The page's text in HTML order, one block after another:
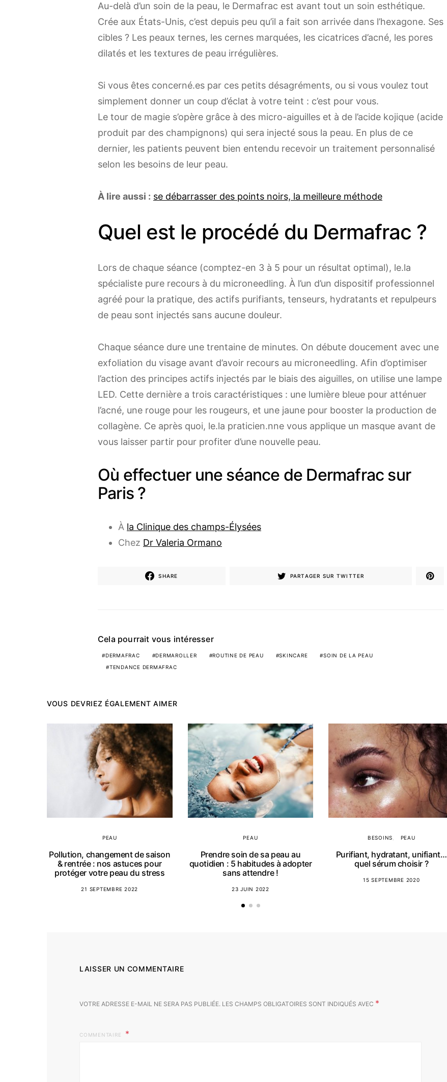
Au-delà d’un soin de la peau, le Dermafrac est avant tout un soin esthétique.
Crée aux États-Unis, c’est depuis peu qu’il a fait son arrivée dans l’hexagone. Ses
cibles ? Les peaux ternes, les cernes marquées, les cicatrices d’acné, les pores
dilatés et les textures de peau irrégulières.
Si vous êtes concerné.es par ces petits désagréments, ou si vous voulez tout
simplement donner un coup d’éclat à votre teint : c’est pour vous.
Le tour de magie s’opère grâce à des micro-aiguilles et à de l’acide kojique (acide
produit par des champignons) qui sera injecté sous la peau. En plus de ce
dernier, les patients peuvent bien entendu recevoir un traitement personnalisé
selon les besoins de leur peau.
À lire aussi : se débarrasser des points noirs, la meilleure méthode
Quel est le procédé du Dermafrac ?
Lors de chaque séance (comptez-en 3 à 5 pour un résultat optimal), le.la
spécialiste pure recours à du microneedling. À l’un d’un dispositif professionnel
agréé pour la pratique, des actifs purifiants, tenseurs, hydratants et repulpeurs
de peau sont injectés sans aucune douleur.
Chaque séance dure une trentaine de minutes. On débute doucement avec une
exfoliation du visage avant d’avoir recours au microneedling. Afin d’optimiser
l’action des principes actifs injectés par le biais des aiguilles, on utilise une lampe
LED. Cette dernière a trois caractéristiques : une lumière bleue pour atténuer
l’acné, une rouge pour les rougeurs, et une jaune pour booster la production de
collagène. Ce après quoi, le.la praticien.nne vous applique un masque avant de
vous laisser partir pour profiter d’une nouvelle peau.
Où effectuer une séance de Dermafrac sur
Paris ?
À la Clinique des champs-Élysées
Chez Dr Valeria Ormano
SHARE PARTAGER SUR TWITTER
Cela pourrait vous intéresser
DERMAFRAC DERMAROLLER ROUTINE DE PEAU SKINCARE
SOIN DE LA PEAU
TENDANCE DERMAFRAC
VOUS DEVRIEZ ÉGALEMENT AIMER
PEAU
Pollution, changement de saison
& rentrée : nos astuces pour
protéger votre peau du stress
21 SEPTEMBRE 2022
PEAU
Prendre soin de sa peau au
quotidien : 5 habitudes à adopter
sans attendre !
23 JUIN 2022
BESOINS PEAU
Purifiant, hydratant, unifiant…
quel sérum choisir ?
15 SEPTEMBRE 2020
LAISSER UN COMMENTAIRE
VOTRE ADRESSE E-MAIL NE SERA PAS PUBLIÉE. LES CHAMPS OBLIGATOIRES SONT INDIQUÉS AVEC *
COMMENTAIRE